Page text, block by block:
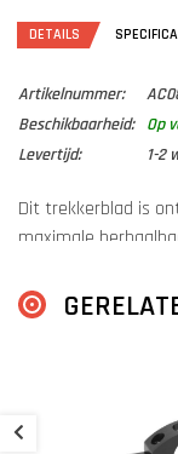
DETAILS
Artikelnummer:
Beschikbaarheid:
Op
Levertijd:
1-2
Dit trekkerblad is
maximale
op precies
Deze eenvoudige
te verfijnen en